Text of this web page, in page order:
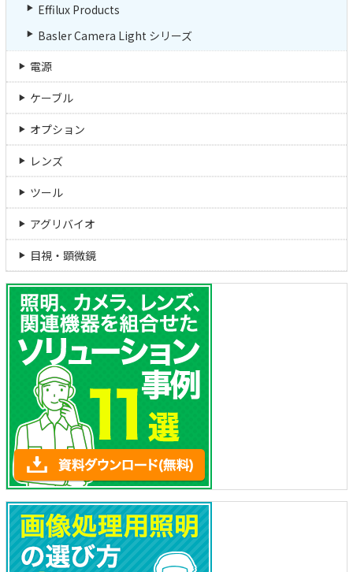
Effilux Products
Basler Camera Light シリーズ
電源
ケーブル
オプション
レンズ
ツール
アグリバイオ
目視・顕微鏡